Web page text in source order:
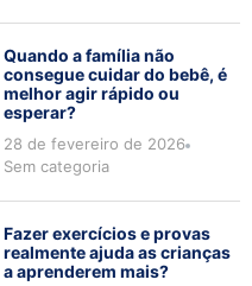
Quando a família não
consegue cuidar do bebê, é
melhor agir rápido ou
esperar?
28 de fevereiro de 2026
Sem categoria
Fazer exercícios e provas
realmente ajuda as crianças
a aprenderem mais?